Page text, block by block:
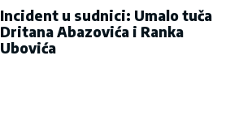
Incident u sudnici: Umalo tuča
Dritana Abazovića i Ranka
Ubovića